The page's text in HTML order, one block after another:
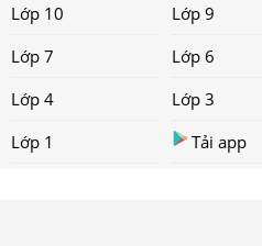
Lớp 10
Lớp 9
Lớp 7
Lớp 6
Lớp 4
Lớp 3
Lớp 1
Tải app